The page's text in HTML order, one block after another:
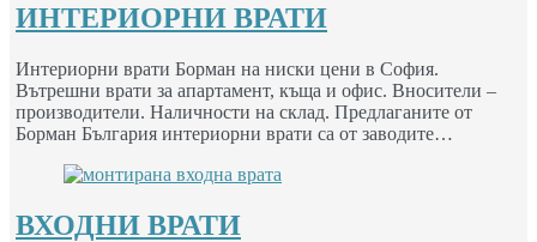
ИНТЕРИОРНИ ВРАТИ
Интериорни врати Борман на ниски цени в София.
Вътрешни врати за апартамент, къща и офис. Вносители –
производители. Наличности на склад. Предлаганите от
Борман България интериорни врати са от заводите…
ВХОДНИ ВРАТИ